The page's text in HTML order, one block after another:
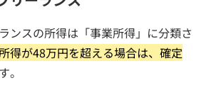
ンスの所得は「事業所得」に分類さ
得が48万円を超える場合は、確定
。